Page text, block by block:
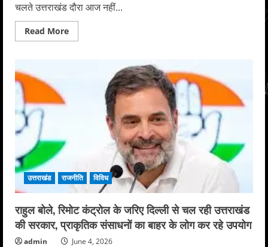
चलते उत्तराखंड दौरा आज नहीं...
Read MoreRead
more
गंभीर
चिंता
उत्तराखंड राजनीति विविध
राहुल बोले, रिमोट कंट्रोल के जरिए दिल्ली से चल रही उत्तराखंड
की सरकार, प्राकृतिक संसाधनों का बाहर के लोग कर रहे उपयोग
admin June 4, 2026